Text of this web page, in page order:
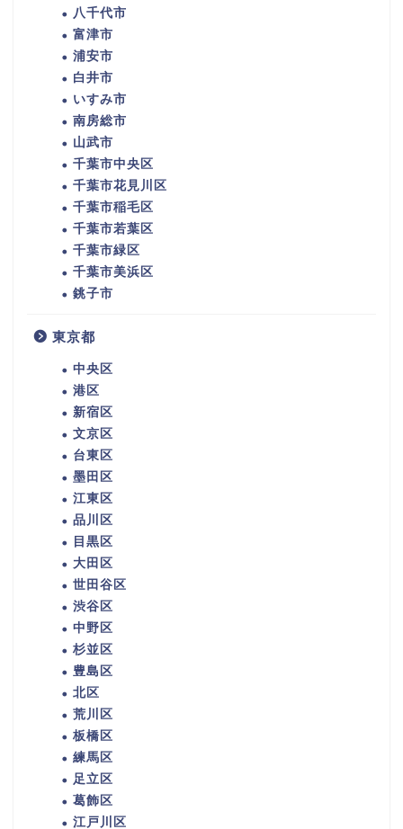
八千代市
富津市
浦安市
白井市
いすみ市
南房総市
山武市
千葉市中央区
千葉市花見川区
千葉市稲毛区
千葉市若葉区
千葉市緑区
千葉市美浜区
銚子市
東京都
中央区
港区
新宿区
文京区
台東区
墨田区
江東区
品川区
目黒区
大田区
世田谷区
渋谷区
中野区
杉並区
豊島区
北区
荒川区
板橋区
練馬区
足立区
葛飾区
江戸川区